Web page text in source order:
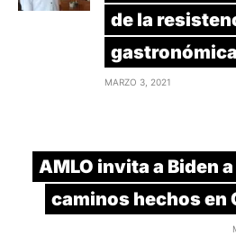
de la
gastronómica
MARZO 3, 2021
AMLO invita a Biden
caminos hechos en